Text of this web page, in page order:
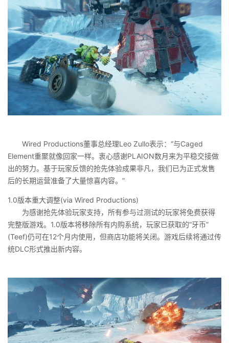
Wired Productions董事总经理Leo Zullo表示：“与Caged
Element重聚就像回家一样。衷心感谢PLAION数月来为平稳交接做
出的努力。基于玩家反馈的抢先体验成果非凡，我们已为正式发售
后的长期运营准备了大量惊喜内容。”
1.0版本重大调整(via Wired Productions)
为感谢抢先体验玩家支持，所有参与过测试的玩家将免费获得
完整版游戏。1.0版本将移除所有内购系统，玩家已获取的“牙币”
(Teef)仍可在12个月内使用，但商店功能将关闭。游戏后续将通过传
统DLC形式推出新内容。